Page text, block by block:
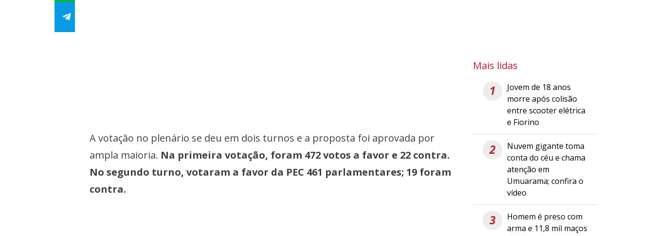
A votação no plenário se deu em dois turnos e a proposta foi aprovada por
ampla maioria. Na primeira votação, foram 472 votos a favor e 22 contra.
No segundo turno, votaram a favor da PEC 461 parlamentares; 19 foram
contra.
Mais lidas
1
Jovem de 18 anos
morre após colisão
entre scooter elétrica
e Fiorino
2
Nuvem gigante toma
conta do céu e chama
atenção em
Umuarama; confira o
vídeo
3
Homem é preso com
arma e 11,8 mil maços